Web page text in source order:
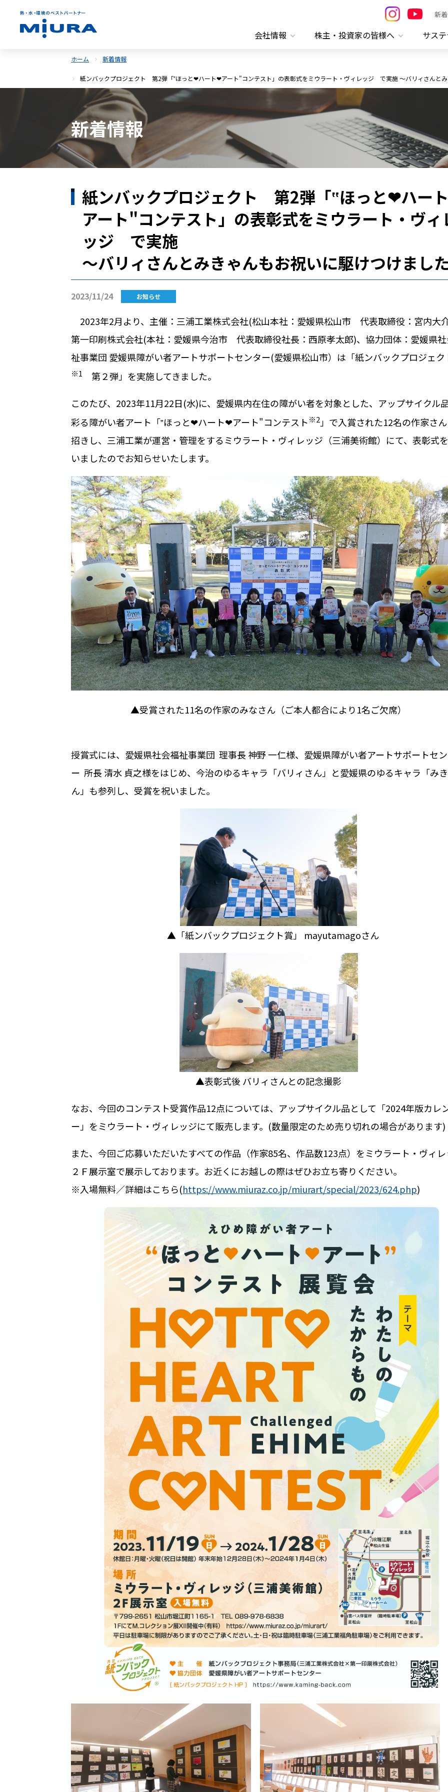
新
会社情報 株主・投資家の皆様へ サス
ホーム 新着情報
紙ンバックプロジェクト 第2弾「‟ほっと❤ハート❤アート"コンテスト」の表彰式をミウラート・ヴィレッジ で実施 ～バリィさんと
新着情報
紙ンバックプロジェクト 第2弾「‟ほっと❤ハー
アート"コンテスト」の表彰式をミウラート・ヴィ
ッジ で実施
～バリィさんとみきゃんもお祝いに駆けつけまし
2023/11/24 お知らせ
2023年2月より、主催：三浦工業株式会社(松山本社：愛媛県松山市 代表取締役：宮内大
第一印刷株式会社(本社：愛媛県今治市 代表取締役社長：西原孝太郎)、協力団体：愛媛県
祉事業団 愛媛県障がい者アートサポートセンター(愛媛県松山市）は「紙ンバックプロジェク
※1 第２弾」を実施してきました。
このたび、2023年11月22日(水)に、愛媛県内在住の障がい者を対象とした、アップサイクル
彩る障がい者アート「‟ほっと❤ハート❤アート"コンテスト※2 」で入賞された12名の作家さ
招きし、三浦工業が運営・管理をするミウラート・ヴィレッジ（三浦美術館）にて、表彰式
いましたのでお知らせいたします。
▲受賞された11名の作家のみなさん（ご本人都合により1名ご欠席）
授賞式には、愛媛県社会福祉事業団 理事長 神野 一仁様、愛媛県障がい者アートサポートセ
ー 所長 清水 貞之様をはじめ、今治のゆるキャラ「バリィさん」と愛媛県のゆるキャラ「み
ん」も参列し、受賞を祝いました。
▲「紙ンバックプロジェクト賞」 mayutamagoさん
▲表彰式後 バリィさんとの記念撮影
なお、今回のコンテスト受賞作品12点については、アップサイクル品として「2024年版カレ
ー」をミウラート・ヴィレッジにて販売します。 (数量限定のため売り切れの場合があります)
また、今回ご応募いただいたすべての作品（作家85名、作品数123点）をミウラート・ヴィ
２Ｆ展示室で展示しております。お近くにお越しの際はぜひお立ち寄りください。
※入場無料／詳細はこちら(https://www.miuraz.co.jp/miurart/special/2023/624.php)